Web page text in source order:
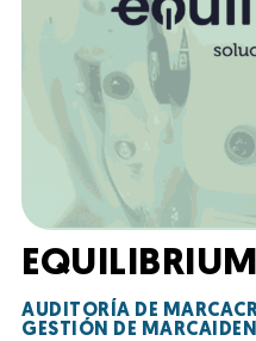
EQUILIBRIUM
AUDITORÍA DE MARCA
GESTIÓN DE MARCA